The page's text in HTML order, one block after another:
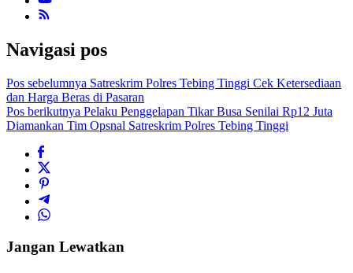
Navigasi pos
Pos sebelumnya Satreskrim Polres Tebing Tinggi Cek Ketersediaan
dan Harga Beras di Pasaran
Pos berikutnya Pelaku Penggelapan Tikar Busa Senilai Rp12 Juta
Diamankan Tim Opsnal Satreskrim Polres Tebing Tinggi
Jangan Lewatkan